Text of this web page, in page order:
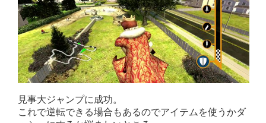
見事大ジャンプに成功。
これで逆転できる場合もあるのでアイテムを使うかダ